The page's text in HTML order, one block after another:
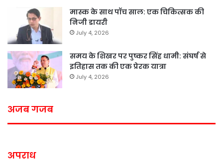
मास्क के साथ पॉच साल: एक चिकित्सक की
निजी डायरी
July 4, 2026
समय के शिखर पर पुष्कर सिंह धामी: संघर्ष से
इतिहास तक की एक प्रेरक यात्रा
July 4, 2026
अजब गजब
अपराध